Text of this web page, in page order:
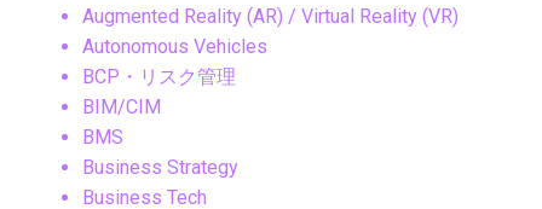
Augmented Reality (AR) / Virtual Reality (VR)
Autonomous Vehicles
BCP・リスク管理
BIM/CIM
BMS
Business Strategy
Business Tech